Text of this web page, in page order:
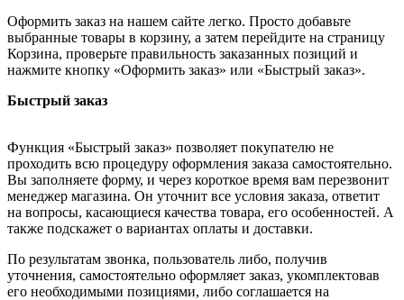
Оформить заказ на нашем сайте легко. Просто добавьте
выбранные товары в корзину, а затем перейдите на страницу
Корзина, проверьте правильность заказанных позиций и
нажмите кнопку «Оформить заказ» или «Быстрый заказ».
Быстрый заказ
Функция «Быстрый заказ» позволяет покупателю не
проходить всю процедуру оформления заказа самостоятельно.
Вы заполняете форму, и через короткое время вам перезвонит
менеджер магазина. Он уточнит все условия заказа, ответит
на вопросы, касающиеся качества товара, его особенностей. А
также подскажет о вариантах оплаты и доставки.
По результатам звонка, пользователь либо, получив
уточнения, самостоятельно оформляет заказ, укомплектовав
его необходимыми позициями, либо соглашается на